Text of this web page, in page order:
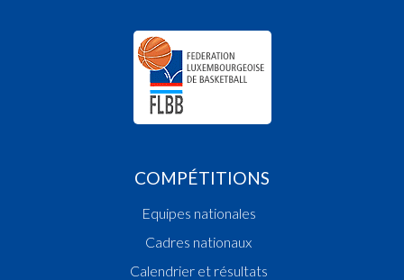
COMPÉTITIONS
Equipes nationales
Cadres nationaux
Calendrier et résultats